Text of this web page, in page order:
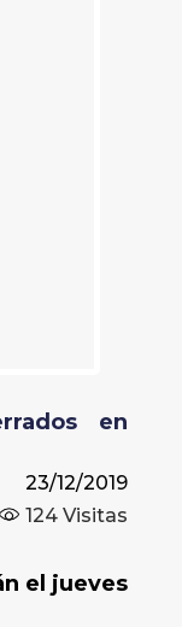
en
23/12/2019
124 Visitas
el jueves